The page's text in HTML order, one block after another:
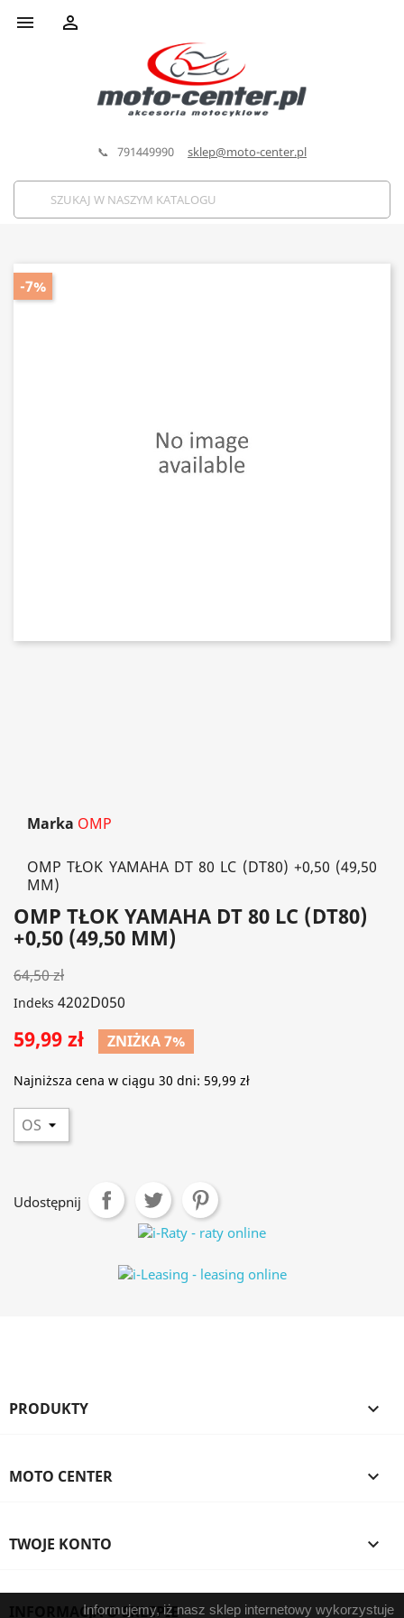
 
📞 791449990 sklep@moto-center.pl
-7%
Marka OMP
OMP TŁOK YAMAHA DT 80 LC (DT80) +0,50 (49,50
MM)
OMP TŁOK YAMAHA DT 80 LC (DT80)
+0,50 (49,50 MM)
64,50 zł
Indeks 4202D050
59,99 zł ZNIŻKA 7%
Najniższa cena w ciągu 30 dni: 59,99 zł
Udostępnij
PRODUKTY 
MOTO CENTER 
TWOJE KONTO 
INFORMACJA O SKLEPIE
Informujemy, iż nasz sklep internetowy wykorzystuje